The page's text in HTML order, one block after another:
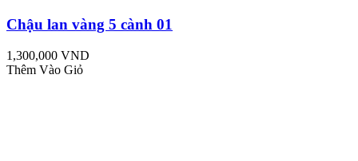
Chậu lan vàng 5 cành 01
1,300,000 VND
Thêm Vào Giỏ